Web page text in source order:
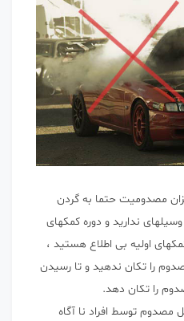
مصدومیت حتما به گردن
ندارید و دوره کمکهای
اولیه بی اطلاع هستید ،
را تکان ندهید و تا رسیدن
را تکان دهد.
مصدوم توسط افراد نا آگاه